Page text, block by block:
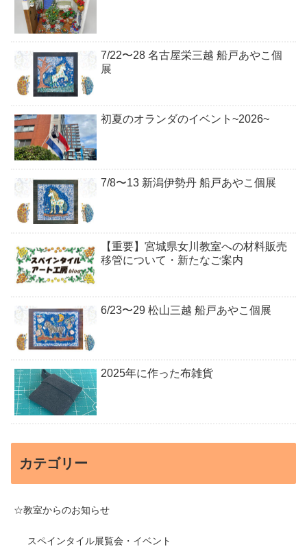
7/22〜28 名古屋栄三越 船戸あやこ個
展
初夏のオランダのイベント~2026~
7/8〜13 新潟伊勢丹 船戸あやこ個展
【重要】宮城県女川教室への材料販売
移管について・新たなご案内
6/23〜29 松山三越 船戸あやこ個展
2025年に作った布雑貨
カテゴリー
☆教室からのお知らせ
スペインタイル展覧会・イベント